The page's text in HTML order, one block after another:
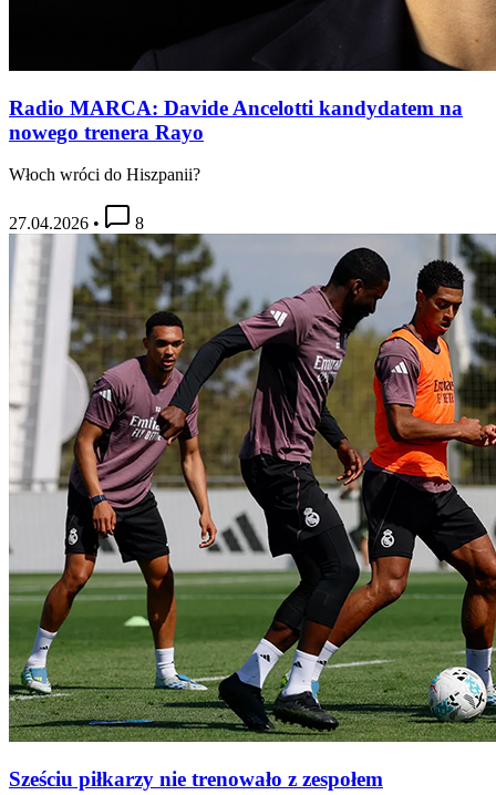
Radio MARCA: Davide Ancelotti kandydatem na
nowego trenera Rayo
Włoch wróci do Hiszpanii?
27.04.2026 • 8
Sześciu piłkarzy nie trenowało z zespołem